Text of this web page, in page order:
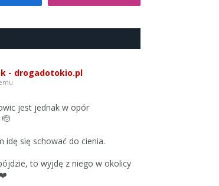
- drogadotokio.pl
jest jednak w opór
idę się schować do cienia.
to wyjdę z niego w okolicy